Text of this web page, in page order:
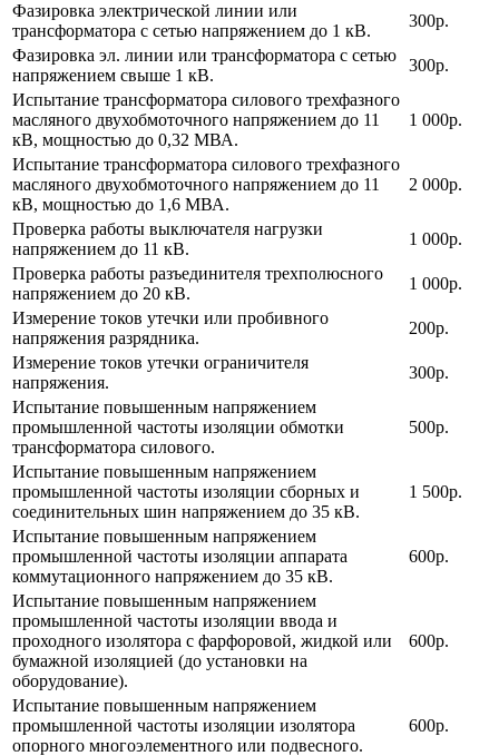
Фазировка электрической линии или
трансформатора с сетью напряжением до 1 кВ.
300р.
Фазировка эл. линии или трансформатора с сетью
напряжением свыше 1 кВ.
300р.
Испытание трансформатора силового трехфазного
масляного двухобмоточного напряжением до 11
кВ, мощностью до 0,32 МВА.
1 000р.
Испытание трансформатора силового трехфазного
масляного двухобмоточного напряжением до 11
кВ, мощностью до 1,6 МВА.
2 000р.
Проверка работы выключателя нагрузки
напряжением до 11 кВ.
1 000р.
Проверка работы разъединителя трехполюсного
напряжением до 20 кВ.
1 000р.
Измерение токов утечки или пробивного
напряжения разрядника.
200р.
Измерение токов утечки ограничителя
напряжения.
300р.
Испытание повышенным напряжением
промышленной частоты изоляции обмотки
трансформатора силового.
500р.
Испытание повышенным напряжением
промышленной частоты изоляции сборных и
соединительных шин напряжением до 35 кВ.
1 500р.
Испытание повышенным напряжением
промышленной частоты изоляции аппарата
коммутационного напряжением до 35 кВ.
600р.
Испытание повышенным напряжением
промышленной частоты изоляции ввода и
проходного изолятора с фарфоровой, жидкой или
бумажной изоляцией (до установки на
оборудование).
600р.
Испытание повышенным напряжением
промышленной частоты изоляции изолятора
опорного многоэлементного или подвесного.
600р.